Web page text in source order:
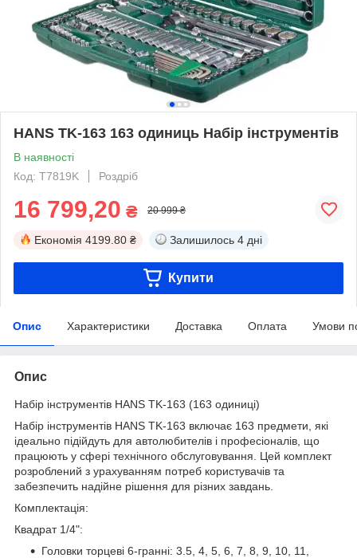
HANS TK-163 163 одиниць Набір інструментів
В наявності
Код: T7819K
Роздріб
16 799,20 ₴ 20 999 ₴
Економія 4199.80 ₴ Залишилось 4 дні
Купити
Опис Характеристики Доставка Оплата Умови
Опис
Набір інструментів HANS TK-163 (163 одиниці)
Набір інструментів HANS TK-163 включає 163 предмети, які
ідеально підійдуть для автолюбителів і професіоналів, що
працюють у сфері технічного обслуговування. Цей комплект
розроблений з урахуванням потреб користувачів та
забезпечить надійне рішення для різних завдань.
Комплектація:
Квадрат 1/4":
Головки торцеві 6-гранні: 3.5, 4, 5, 6, 7, 8, 9, 10, 11,